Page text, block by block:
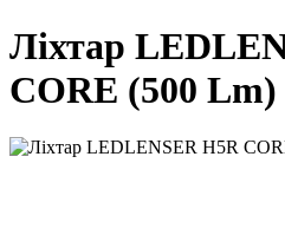
Ліхтар
CORE (500 Lm)